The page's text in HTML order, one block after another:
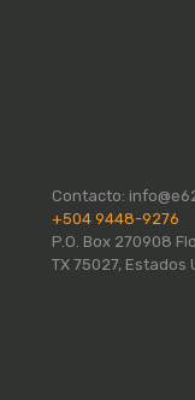
Contacto:
+504 9448-9276
P.O. Box 270908
TX 75027, Estados